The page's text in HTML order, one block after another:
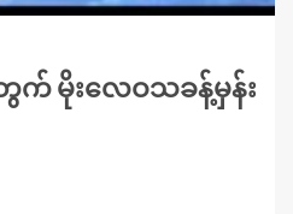
က် မိုးလေဝသခန့်မှန်း